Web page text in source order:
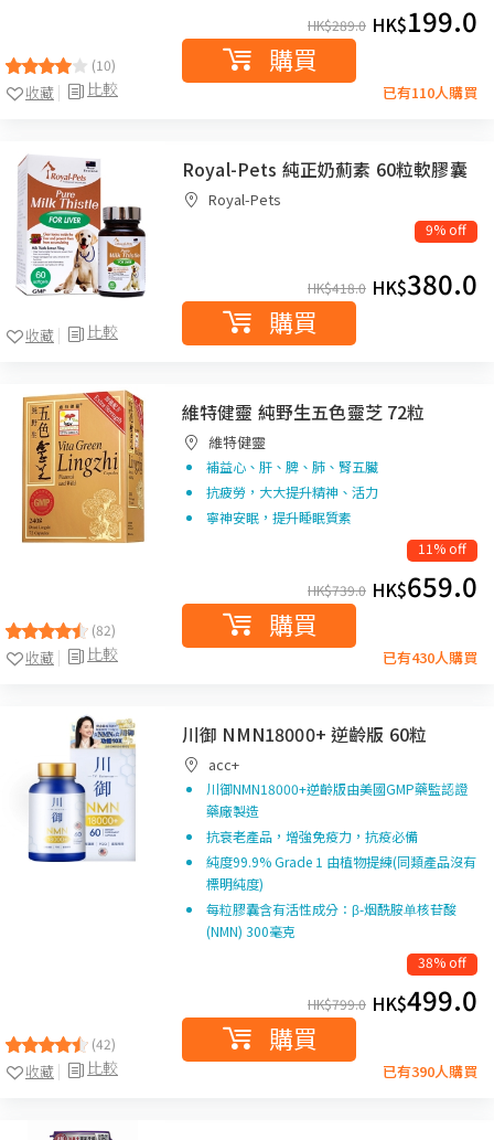
(10)
比較
收藏
HK$289.0 HK$199.0
購買
已有110人購買
比較
收藏
Royal-Pets 純正奶薊素 60粒軟膠囊
Royal-Pets
9% off
HK$418.0 HK$380.0
購買
(82)
比較
收藏
維特健靈 純野生五色靈芝 72粒
維特健靈
補益心、肝、脾、肺、腎五臟
抗疲勞，大大提升精神、活力
寧神安眠，提升睡眠質素
11% off
HK$739.0 HK$659.0
購買
已有430人購買
(42)
比較
收藏
川御 NMN18000+ 逆齡版 60粒
acc+
川御NMN18000+逆齡版由美國GMP藥監認證
藥廠製造
抗衰老產品，增強免疫力，抗疫必備
純度99.9% Grade 1 由植物提練(同類產品沒有
標明純度)
每粒膠囊含有活性成分：β-烟酰胺单核苷酸
(NMN) 300毫克
38% off
HK$799.0 HK$499.0
購買
已有390人購買